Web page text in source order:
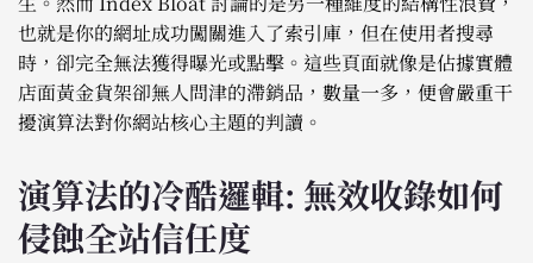
也就是你的網址成功闖關進入了索引庫，但在使用者搜尋
時，卻完全無法獲得曝光或點擊。這些頁面就像是佔據實體
店面黃金貨架卻無人問津的滯銷品，數量一多，便會嚴重干
擾演算法對你網站核心主題的判讀。
演算法的冷酷邏輯: 無效收錄如何
侵蝕全站信任度